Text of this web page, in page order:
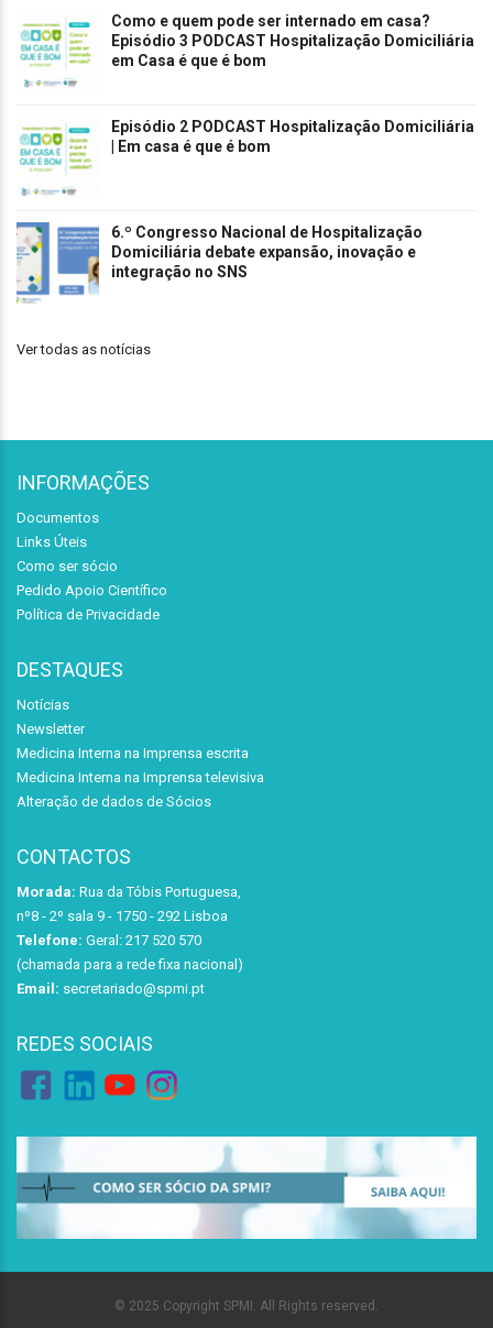
Como e quem pode ser internado em casa?
Episódio 3 PODCAST Hospitalização Domiciliária
em Casa é que é bom
Episódio 2 PODCAST Hospitalização Domiciliária
| Em casa é que é bom
6.º Congresso Nacional de Hospitalização
Domiciliária debate expansão, inovação e
integração no SNS
Ver todas as notícias
INFORMAÇÕES
Documentos
Links Úteis
Como ser sócio
Pedido Apoio Científico
Política de Privacidade
DESTAQUES
Notícias
Newsletter
Medicina Interna na Imprensa escrita
Medicina Interna na Imprensa televisiva
Alteração de dados de Sócios
CONTACTOS
Morada: Rua da Tóbis Portuguesa,
nº8 - 2º sala 9 - 1750 - 292 Lisboa
Telefone: Geral: 217 520 570
(chamada para a rede fixa nacional)
Email: secretariado@spmi.pt
REDES SOCIAIS
© 2025 Copyright SPMI. All Rights reserved.